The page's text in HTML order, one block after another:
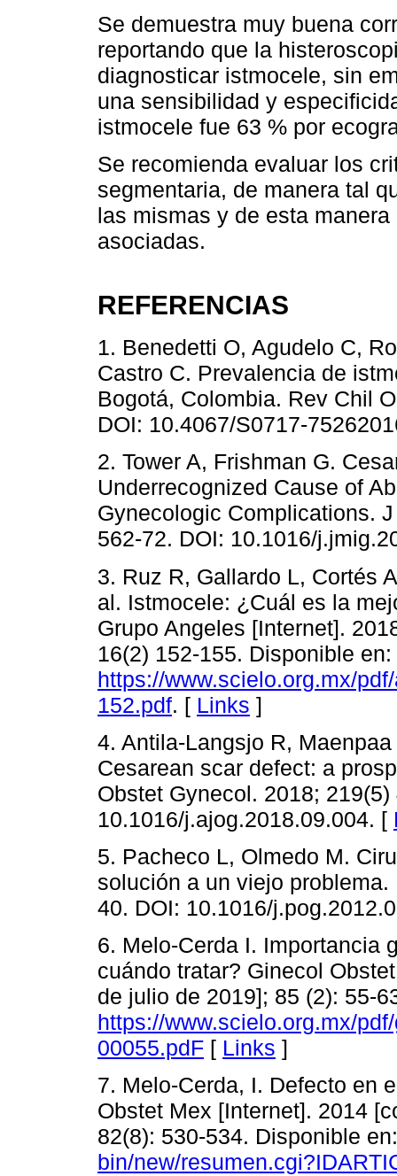
Se demuestra muy buena
reportando que la
diagnosticar istmocele, sin
una sensibilidad y
istmocele fue 63 % por
Se recomienda evaluar los
segmentaria, de manera tal
las mismas y de esta
asociadas.
REFERENCIAS
1. Benedetti O, Agudelo C,
Castro C. Prevalencia de
Bogotá, Colombia. Rev Chil
DOI: 10.4067/S0717-
2. Tower A, Frishman G.
Underrecognized Cause of
Gynecologic Complications.
562-72. DOI: 10.1016/
3. Ruz R, Gallardo L, Cortés
al. Istmocele: ¿Cuál es la
Grupo Angeles [Internet].
16(2) 152-155. Disponible en:
https://www.scielo.org.mx/
152.pdf. [ Links ]
4. Antila-Langsjo R,
Cesarean scar defect: a
Obstet Gynecol. 2018;
10.1016/j.ajog.2018.09.004. [
5. Pacheco L, Olmedo M.
solución a un viejo
40. DOI: 10.1016/
6. Melo-Cerda I. Importancia
cuándo tratar? Ginecol
de julio de 2019]; 85 (2): 55-
https://www.scielo.org.mx/
00055.pdF [ Links ]
7. Melo-Cerda, I. Defecto en
Obstet Mex [Internet]. 2014
82(8): 530-534. Disponible
bin/new/